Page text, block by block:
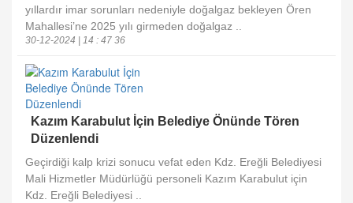
yıllardır imar sorunları nedeniyle doğalgaz bekleyen Ören
Mahallesi’ne 2025 yılı girmeden doğalgaz ..
30-12-2024 | 14 : 47 36
Kazım Karabulut İçin Belediye Önünde Tören
Düzenlendi
Geçirdiği kalp krizi sonucu vefat eden Kdz. Ereğli Belediyesi
Mali Hizmetler Müdürlüğü personeli Kazım Karabulut için
Kdz. Ereğli Belediyesi ..